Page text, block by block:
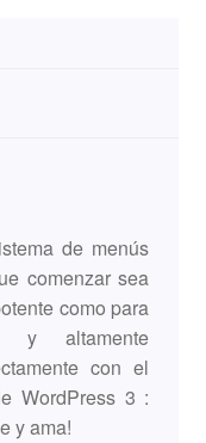
de menús
comenzar sea
como para
y altamente
con el
WordPress 3 :
y ama!